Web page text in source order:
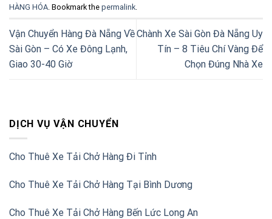
DỊCH VỤ VẬN CHUYỂN
Cho Thuê Xe Tải Chở Hàng Đi Tỉnh
Cho Thuê Xe Tải Chở Hàng Tại Bình Dương
Cho Thuê Xe Tải Chở Hàng Bến Lức Long An
HÀNG HÓA . Bookmark the permalink
Vận Chuyển Hàng Đà Nẵng Về
Sài Gòn – Có Xe Đông Lạnh,
Giao 30-40 Giờ
Chành Xe Sài Gòn Đà Nẵng Uy
Tín – 8 Tiêu Chí Vàng Để
Chọn Đúng Nhà Xe